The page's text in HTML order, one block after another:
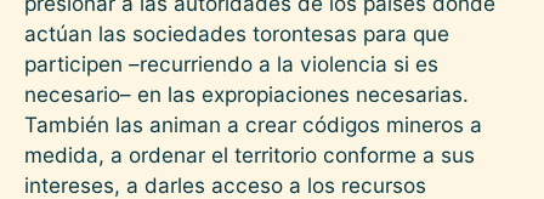
actúan las sociedades torontesas para que
participen –recurriendo a la violencia si es
necesario– en las expropiaciones necesarias.
También las animan a crear códigos mineros a
medida, a ordenar el territorio conforme a sus
intereses, a darles acceso a los recursos